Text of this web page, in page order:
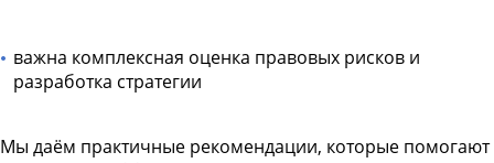
важна комплексная оценка правовых рисков и
разработка стратегии
Мы даём практичные рекомендации, которые помогают